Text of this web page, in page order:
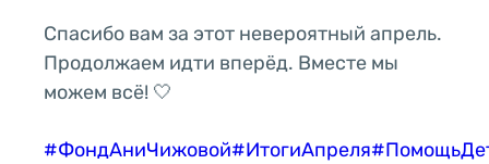
Спасибо вам за этот невероятный апрель.
Продолжаем идти вперёд. Вместе мы
можем всё! 🤍
#ФондАниЧижовой#ИтогиАпреля